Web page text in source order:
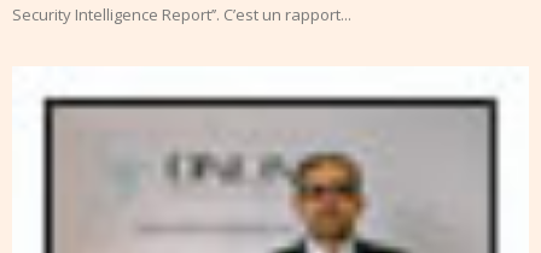
Security Intelligence Report’’. C’est un rapport...